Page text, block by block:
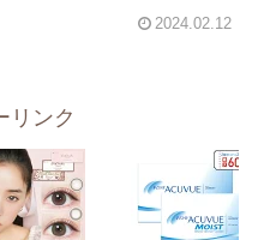
2024.02.12
リンク